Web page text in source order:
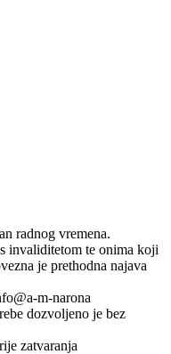
radnog vremena.
invaliditetom te onima koji
je prethodna najava
m-narona
dozvoljeno je bez
zatvaranja